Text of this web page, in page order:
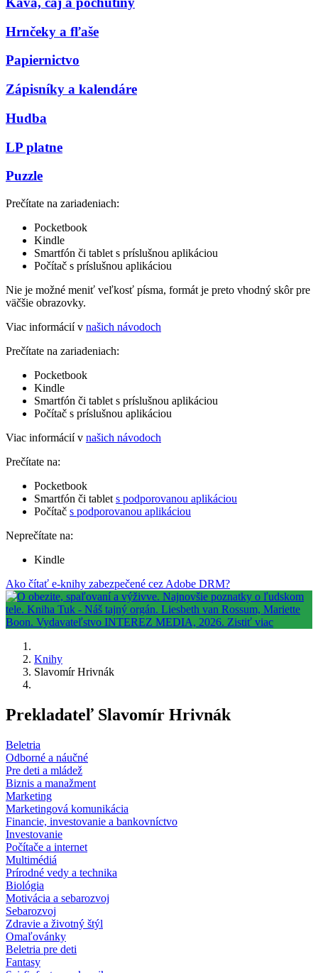
Hrnčeky a fľaše
Papiernictvo
Zápisníky a kalendáre
Hudba
LP platne
Puzzle
Prečítate na zariadeniach:
Pocketbook
Kindle
Smartfón či tablet s príslušnou aplikáciou
Počítač s príslušnou aplikáciou
Nie je možné meniť veľkosť písma, formát je preto vhodný skôr pre
väčšie obrazovky.
Viac informácií v našich návodoch
Prečítate na zariadeniach:
Pocketbook
Kindle
Smartfón či tablet s príslušnou aplikáciou
Počítač s príslušnou aplikáciou
Viac informácií v našich návodoch
Prečítate na:
Pocketbook
Smartfón či tablet s podporovanou aplikáciou
Počítač s podporovanou aplikáciou
Neprečítate na:
Kindle
Ako čítať e-knihy zabezpečené cez Adobe DRM?
Knihy
Slavomír Hrivnák
Prekladateľ Slavomír Hrivnák
Beletria
Odborné a náučné
Pre deti a mládež
Biznis a manažment
Marketing
Marketingová komunikácia
Financie, investovanie a bankovníctvo
Investovanie
Počítače a internet
Multimédiá
Prírodné vedy a technika
Biológia
Motivácia a sebarozvoj
Sebarozvoj
Zdravie a životný štýl
Omaľovánky
Beletria pre deti
Fantasy